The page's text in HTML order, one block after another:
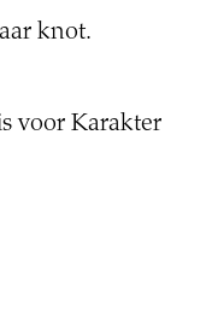
knot.
voor Karakter